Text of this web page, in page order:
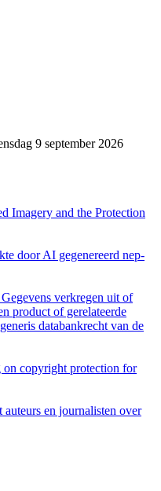
Imagery and the Protection
door AI gegenereerd nep-
verkregen uit of
product of gerelateerde
databankrecht van de
copyright protection for
en journalisten over